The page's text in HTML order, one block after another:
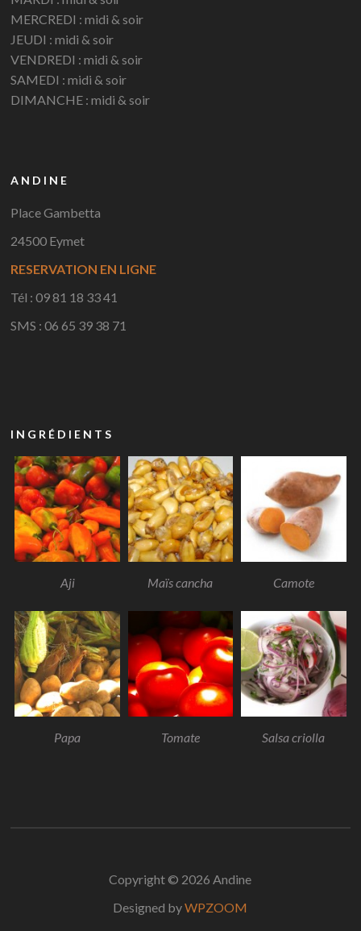
MERCREDI : midi & soir
JEUDI : midi & soir
VENDREDI : midi & soir
SAMEDI : midi & soir
DIMANCHE : midi & soir
ANDINE
Place Gambetta
24500 Eymet
RESERVATION EN LIGNE
Tél : 09 81 18 33 41
SMS : 06 65 39 38 71
INGRÉDIENTS
Aji Maïs cancha Camote
Papa Tomate Salsa criolla
Copyright © 2026 Andine
Designed byWPZOOM